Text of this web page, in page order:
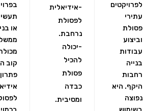
לפרויקטים
עתירי
פסולת
וביצוע
עבודות
בנייה
רחבות
היקף. היא
נפוצה
-אידיאלית
לפסולת
נרחבת.
-יכולה
להכיל
פסולת
כבדה
ומסיבית.
או
קוב
פתרון